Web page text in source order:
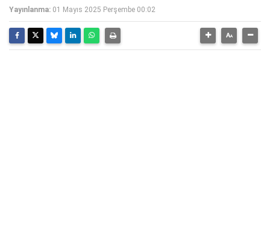
Yayınlanma: 01 Mayıs 2025 Perşembe 00:02